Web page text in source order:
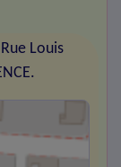
Louis